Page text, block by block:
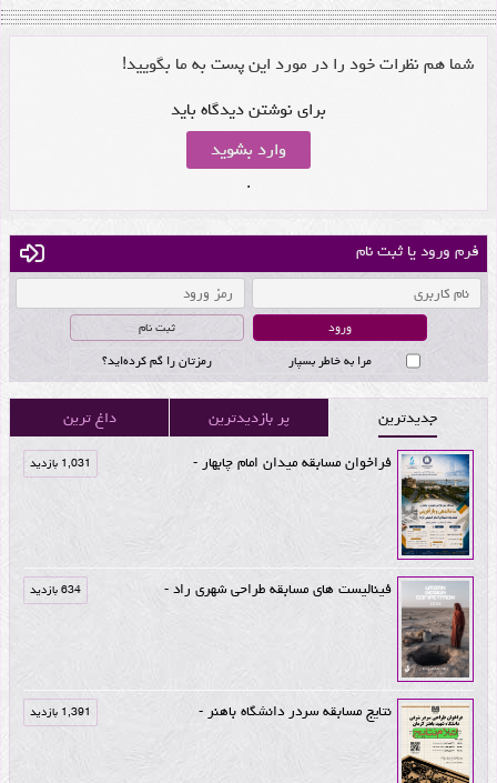
شما هم نظرات خود را در مورد این پست به ما بگویید!
برای نوشتن دیدگاه باید
وارد بشوید
.
فرم ورود یا ثبت نام
ثبت نام
مرا به خاطر بسپار
رمزتان را گم کرده‌اید؟
جدیدترین پر بازدیدترین داغ ترین
فراخوان مسابقه میدان امام چابهار - 1,031 بازدید
فینالیست های مسابقه طراحی شهری راد - 634 بازدید
نتایج مسابقه سردر دانشگاه باهنر - 1,391 بازدید